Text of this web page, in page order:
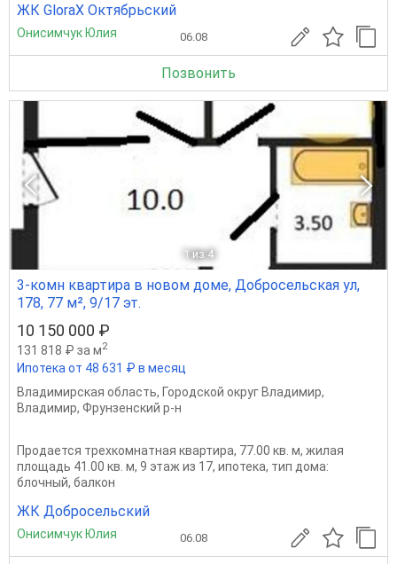
ЖК GloraX Октябрьский
Онисимчук Юлия 06.08
Позвонить
1 из 4
3-комн квартира в новом доме, Добросельская ул,
178, 77 м², 9/17 эт.
10 150 000 ₽
131 818 ₽ за м2
Ипотека от 48 631 ₽ в месяц
Владимирская область, Городской округ Владимир,
Владимир, Фрунзенский р-н
Продается трехкомнатная квартира, 77.00 кв. м, жилая
площадь 41.00 кв. м, 9 этаж из 17, ипотека, тип дома:
блочный, балкон
ЖК Добросельский
Онисимчук Юлия 06.08